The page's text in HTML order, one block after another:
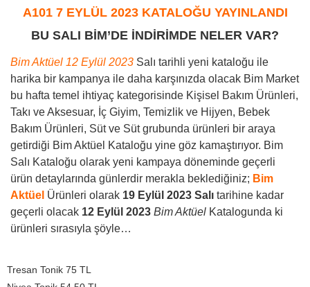
A101 7 EYLÜL 2023 KATALOĞU YAYINLANDI
BU SALI BİM’DE İNDİRİMDE NELER VAR?
Bim Aktüel 12 Eylül 2023 Salı tarihli yeni kataloğu ile
harika bir kampanya ile daha karşınızda olacak Bim Market
bu hafta temel ihtiyaç kategorisinde Kişisel Bakım Ürünleri,
Takı ve Aksesuar, İç Giyim, Temizlik ve Hijyen, Bebek
Bakım Ürünleri, Süt ve Süt grubunda ürünleri bir araya
getirdiği Bim Aktüel Kataloğu yine göz kamaştırıyor. Bim
Salı Kataloğu olarak yeni kampaya döneminde geçerli
ürün detaylarında günlerdir merakla beklediğiniz; Bim
Aktüel Ürünleri olarak 19 Eylül 2023 Salı tarihine kadar
geçerli olacak 12 Eylül 2023 Bim Aktüel Katalogunda ki
ürünleri sırasıyla şöyle…
Tresan Tonik 75 TL